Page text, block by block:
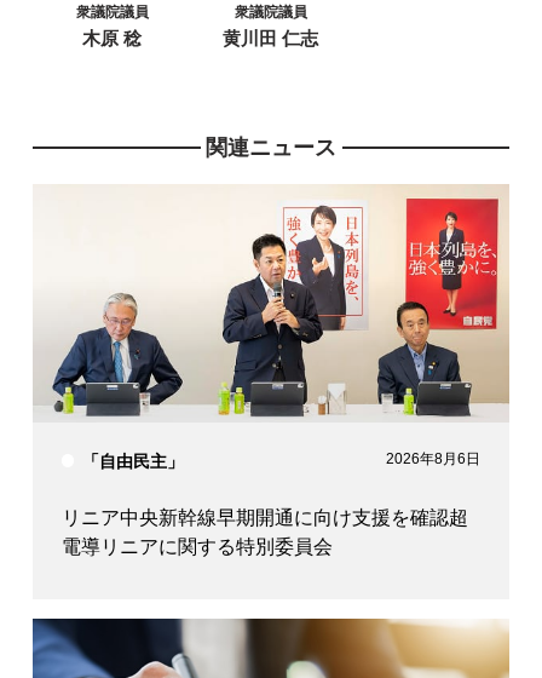
衆議院議員
木原 稔
衆議院議員
黄川田 仁志
関連ニュース
「自由民主」 2026年8月6日
リニア中央新幹線早期開通に向け支援を確認超
電導リニアに関する特別委員会